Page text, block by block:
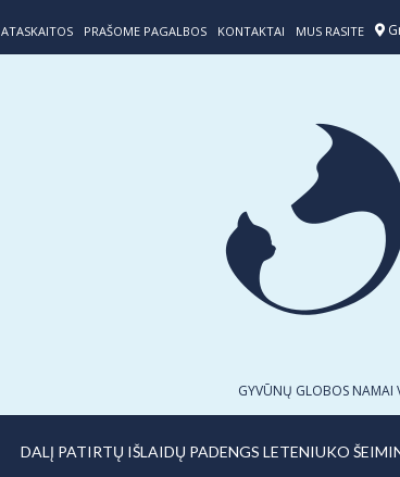
ATASKAITOS PRAŠOME PAGALBOS KONTAKTAI MUS RASITE
GYVŪNŲ GLOBOS NAMAI
DALĮ PATIRTŲ IŠLAIDŲ PADENGS LETENIUKO